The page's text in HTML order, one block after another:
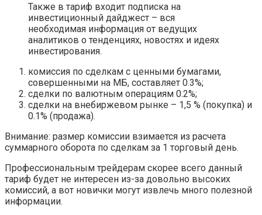
Также в тариф входит подписка на
инвестиционный дайджест – вся
необходимая информация от ведущих
аналитиков о тенденциях, новостях и идеях
инвестирования.
комиссия по сделкам с ценными бумагами,
совершенными на МБ, составляет 0.3%;
сделки по валютным операциям 0.2%;
сделки на внебиржевом рынке – 1,5 % (покупка) и
0.1% (продажа).
Внимание: размер комиссии взимается из расчета
суммарного оборота по сделкам за 1 торговый день.
Профессиональным трейдерам скорее всего данный
тариф будет не интересен из-за довольно высоких
комиссий, а вот новички могут извлечь много полезной
информации.